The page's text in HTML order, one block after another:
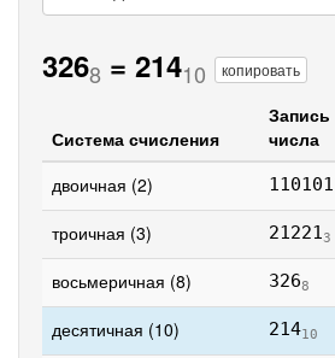
3268 = 21410 копировать
Система счисления
Запись
числа
двоичная (2)
троичная (3) 212213
восьмеричная (8) 3268
десятичная (10) 21410